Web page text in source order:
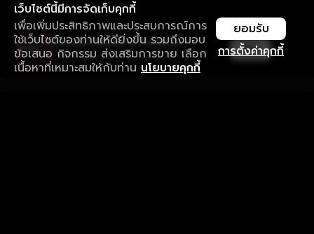
เว็บไซต์นี้มีการจัดเก็บคุกกี้
เพื่อเพิ่มประสิทธิภาพและประสบการณ์การ
ใช้เว็บไซต์ของท่านให้ดียิ่งขึ้น รวมถึงมอบ
ข้อเสนอ กิจกรรม ส่งเสริมการขาย เลือก
เนื้อหาที่เหมาะสมให้กับท่าน นโยบายคุกกี้
การตั้งค่าคุกกี้
ยอมรับ
ใช้งานแอป ลื่นไหลกว่า ไม่มีสะดุด
ดาวน์โหลดแอปเพื่อการรับชมที่ดีกว่า เปิด